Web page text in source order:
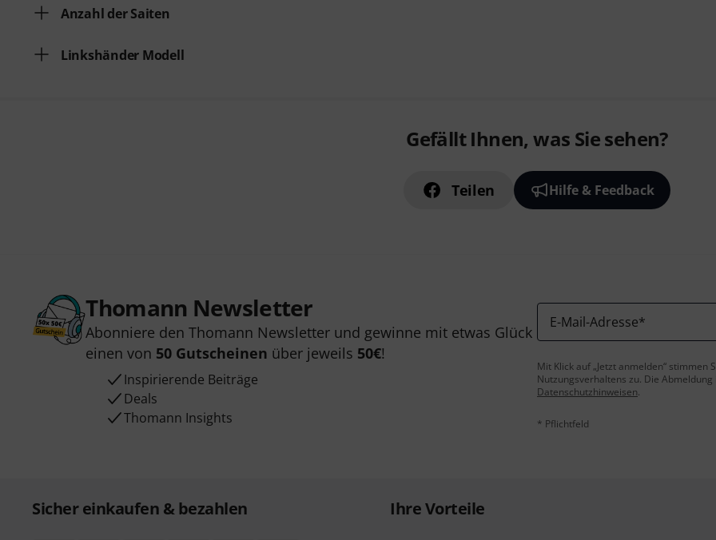
Anzahl der Saiten
Linkshänder Modell
Gefällt Ihnen, was Sie sehen?
Teilen Hilfe & Feedback
Thomann Newsletter
Abonniere den Thomann Newsletter und gewinne mit etwas Glück
einen von 50 Gutscheinen über jeweils 50€!
Inspirierende Beiträge
Deals
Thomann Insights
E-Mail-Adresse*
Mit Klick auf „Jetzt anmelden“
Nutzungsverhaltens zu. Die
Datenschutzhinweisen.
* Pflichtfeld
Sicher einkaufen & bezahlen Ihre Vorteile